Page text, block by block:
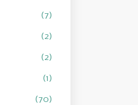
(7)
(2)
(2)
(1)
(70)